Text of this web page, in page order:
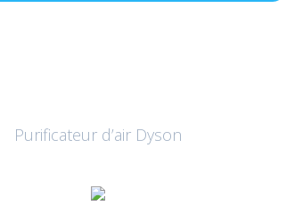
Purificateur d’air Dyson